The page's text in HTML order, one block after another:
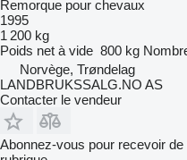
Remorque pour chevaux
1995
1 200 kg
Poids net à vide 800 kg
Norvège, Trøndelag
LANDBRUKSSALG.NO AS
Contacter le vendeur
Abonnez-vous pour recevoir